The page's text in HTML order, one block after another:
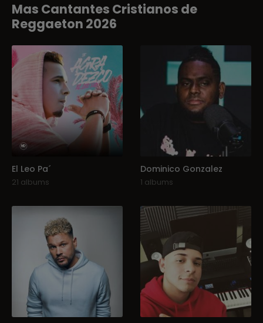
Mas Cantantes Cristianos de
Reggaeton 2026
El Leo Pa´
21 albums
Dominico Gonzalez
1 albums